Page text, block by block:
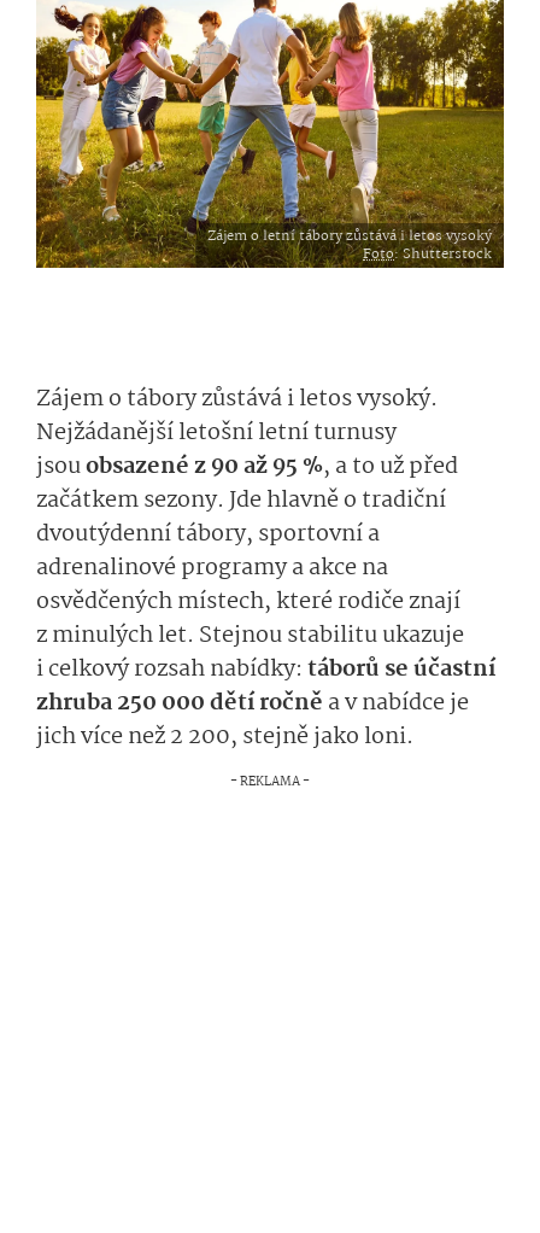
Zájem o letní tábory zůstává i letos vysoký
Foto: Shutterstock
Zájem o tábory zůstává i letos vysoký.
Nejžádanější letošní letní turnusy
jsouobsazené z 90 až 95 %, a to už před
začátkem sezony. Jde hlavně o tradiční
dvoutýdenní tábory, sportovní a
adrenalinové programy a akce na
osvědčených místech, které rodiče znají
z minulých let. Stejnou stabilitu ukazuje
i celkový rozsah nabídky: táborů se účastní
zhruba 250 000 dětí ročně a v nabídce je
jich více než 2 200, stejně jako loni.